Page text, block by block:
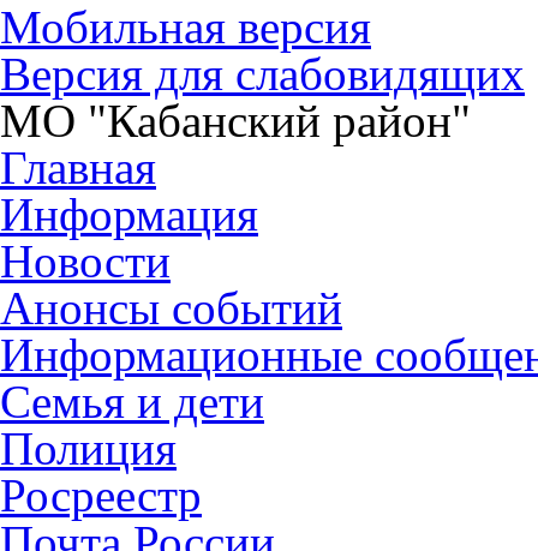
Мобильная версия
Версия для слабовидящих
МО "Кабанский район"
Главная
Информация
Новости
Анонсы событий
Информационные
Семья и дети
Полиция
Росреестр